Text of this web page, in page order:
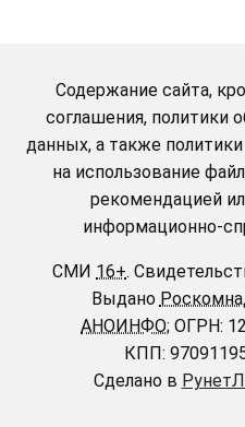
Содержание сайта,
соглашения, политики
данных, а также
на использование
рекомендацией
информационно-
СМИ 16+.
Выдано
АНОИНФО; ОГРН:
КПП:
Сделано в